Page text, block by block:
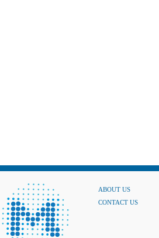
ABOUT US
CONTACT US